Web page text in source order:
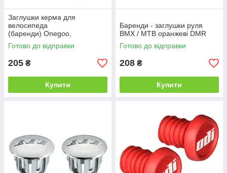
Заглушки керма для
велосипеда
(баренди) Onegoo,
алюмінієві, рожеві
Готово до відправки
205 ₴
Купити
Баренди - заглушки руля
BMX / MTB оранжеві DMR
Готово до відправки
208 ₴
Купити